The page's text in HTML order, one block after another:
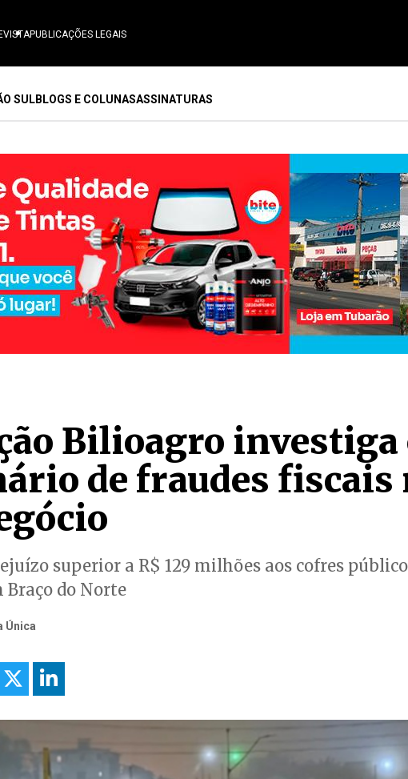
PUBLICAÇÕES LEGAIS
SULBLOGS E COLUNASASSINATURAS
Bilioagro investiga
de fraudes fiscais
superior a R$ 129 milhões aos cofres
Braço do Norte
Única